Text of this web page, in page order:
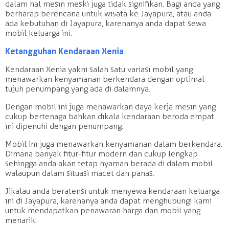
dalam hal mesin meski juga tidak signifikan. Bagi anda yang
berharap berencana untuk wisata ke Jayapura, atau anda
ada kebutuhan di Jayapura, karenanya anda dapat sewa
mobil keluarga ini.
Ketangguhan Kendaraan Xenia
Kendaraan Xenia yakni salah satu variasi mobil yang
menawarkan kenyamanan berkendara dengan optimal
tujuh penumpang yang ada di dalamnya.
Dengan mobil ini juga menawarkan daya kerja mesin yang
cukup bertenaga bahkan dikala kendaraan beroda empat
ini dipenuhi dengan penumpang.
Mobil ini juga menawarkan kenyamanan dalam berkendara.
Dimana banyak fitur-fitur modern dan cukup lengkap
sehingga anda akan tetap nyaman berada di dalam mobil
walaupun dalam situasi macet dan panas.
Jikalau anda beratensi untuk menyewa kendaraan keluarga
ini di Jayapura, karenanya anda dapat menghubungi kami
untuk mendapatkan penawaran harga dan mobil yang
menarik.